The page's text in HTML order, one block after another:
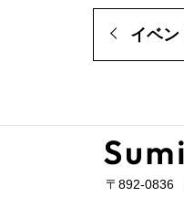
イベン
〒892-0836